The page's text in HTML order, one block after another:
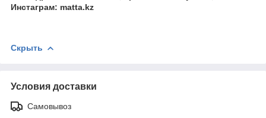
Инстаграм: matta.kz
Скрыть
Условия доставки
Самовывоз